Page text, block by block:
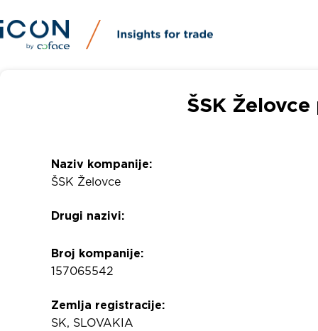
ŠSK
Naziv kompanije:
ŠSK Želovce
Drugi nazivi:
Broj kompanije:
157065542
Zemlja registracije:
SK, SLOVAKIA